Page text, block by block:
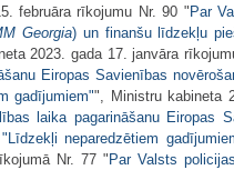
februāra rīkojumu Nr. 90 " Par
Georgia) un finanšu līdzekļu
2023. gada 17. janvāra
Eiropas Savienības
gadījumiem"", Ministru kabineta
laika pagarināšanu Eiropas
neparedzētiem
Nr. 77 "Par Valsts